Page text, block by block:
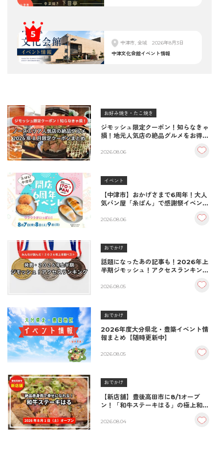
中津市, 全域
2026年8月3日
中津文化会館イベント情報
お好み焼き・たこ焼き
ジモッシュ限定クーポン！知らなきゃ
損！地元人気店の絶品グルメをお得に
2026.08.06
イベント
【中津市】おかげさまで6周年！大人
気パン屋「糸ぱん」で感謝祭イベント
♪（8/7〜8/9）
2026.08.06
おでかけ
話題になったあの記事も！2026年上
半期ジモッシュ！アクセスランキング
2026.08.05
おでかけ
2026年度大分県北・豊築イベント情
報まとめ【随時更新中】
2026.08.05
おでかけ
【新店舗】豊後高田市に8/1オープ
ン！「和牛ステーキはる」の極上和牛
2026.08.04